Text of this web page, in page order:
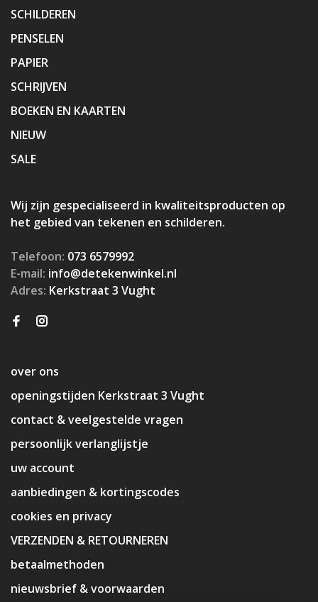
SCHILDEREN
PENSELEN
PAPIER
SCHRIJVEN
BOEKEN EN KAARTEN
NIEUW
SALE
Wij zijn gespecialiseerd in kwaliteitsproducten op
het gebied van tekenen en schilderen.
Telefoon: 073 6579992
E-mail: info@detekenwinkel.nl
Adres: Kerkstraat 3 Vught
over ons
openingstijden Kerkstraat 3 Vught
contact & veelgestelde vragen
persoonlijk verlanglijstje
uw account
aanbiedingen & kortingscodes
cookies en privacy
VERZENDEN & RETOURNEREN
betaalmethoden
nieuwsbrief & voorwaarden